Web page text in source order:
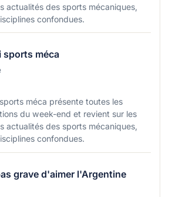
actualités des sports mécaniques,
confondues.
sports méca
méca présente toutes les
du week-end et revient sur les
actualités des sports mécaniques,
confondues.
grave d'aimer l'Argentine